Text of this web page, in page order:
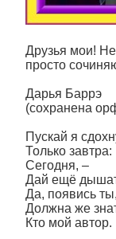
Друзья мои!
просто
Дарья Баррэ
(сохранена
Пускай я
Только завтра:
Сегодня, –
Дай ещё
Да, появись
Должна же
Кто мой автор.